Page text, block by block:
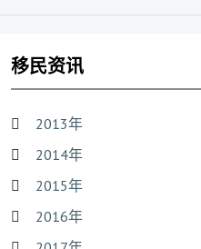
移民资讯
2013年
2014年
2015年
2016年